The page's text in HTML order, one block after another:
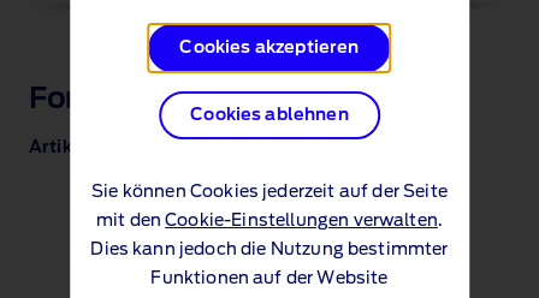
Cookies akzeptieren
Cookies ablehnen
Sie können Cookies jederzeit auf der Seite
mit denCookie-Einstellungen verwalten.
Dies kann jedoch die Nutzung bestimmter
Funktionen auf der Website
Ford Focus
Artikel 33 REACH‑Verordnung (PDF 413 KB)